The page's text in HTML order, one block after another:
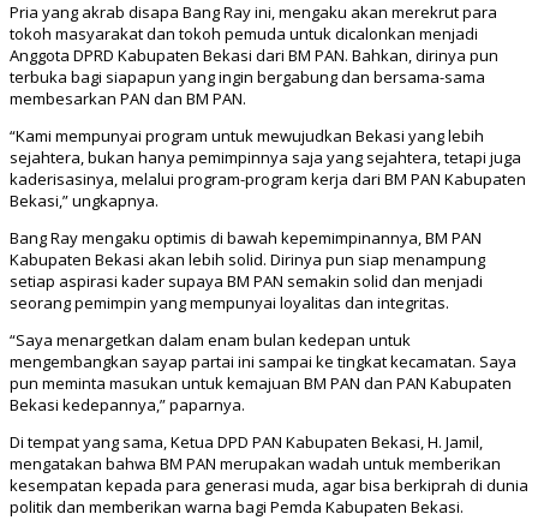
Pria yang akrab disapa Bang Ray ini, mengaku akan merekrut para
tokoh masyarakat dan tokoh pemuda untuk dicalonkan menjadi
Anggota DPRD Kabupaten Bekasi dari BM PAN. Bahkan, dirinya pun
terbuka bagi siapapun yang ingin bergabung dan bersama-sama
membesarkan PAN dan BM PAN.
“Kami mempunyai program untuk mewujudkan Bekasi yang lebih
sejahtera, bukan hanya pemimpinnya saja yang sejahtera, tetapi juga
kaderisasinya, melalui program-program kerja dari BM PAN Kabupaten
Bekasi,” ungkapnya.
Bang Ray mengaku optimis di bawah kepemimpinannya, BM PAN
Kabupaten Bekasi akan lebih solid. Dirinya pun siap menampung
setiap aspirasi kader supaya BM PAN semakin solid dan menjadi
seorang pemimpin yang mempunyai loyalitas dan integritas.
“Saya menargetkan dalam enam bulan kedepan untuk
mengembangkan sayap partai ini sampai ke tingkat kecamatan. Saya
pun meminta masukan untuk kemajuan BM PAN dan PAN Kabupaten
Bekasi kedepannya,” paparnya.
Di tempat yang sama, Ketua DPD PAN Kabupaten Bekasi, H. Jamil,
mengatakan bahwa BM PAN merupakan wadah untuk memberikan
kesempatan kepada para generasi muda, agar bisa berkiprah di dunia
politik dan memberikan warna bagi Pemda Kabupaten Bekasi.